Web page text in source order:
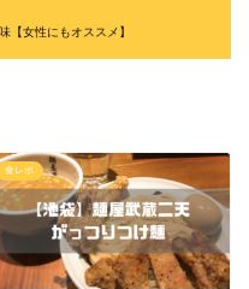
【女性にもオススメ】
食レポ